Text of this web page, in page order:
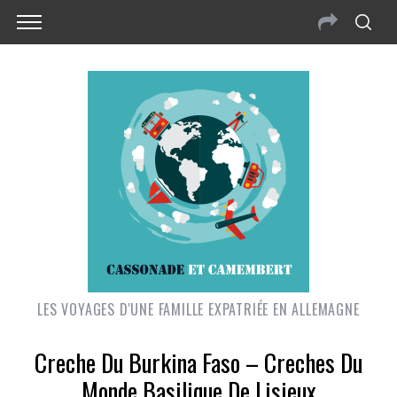
LES VOYAGES D'UNE FAMILLE EXPATRIÉE EN ALLEMAGNE
Creche Du Burkina Faso – Creches Du